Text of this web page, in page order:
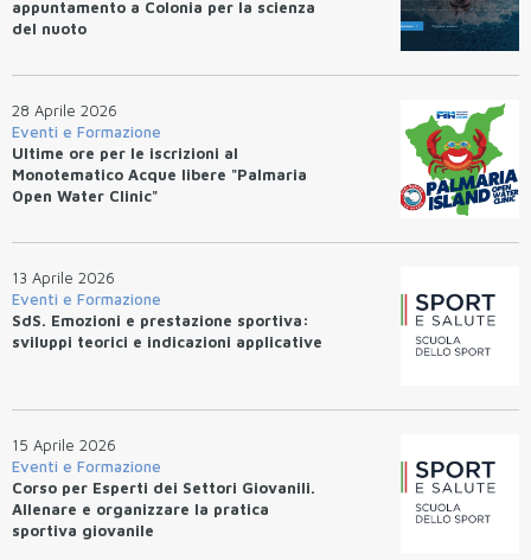
appuntamento a Colonia per la scienza
del nuoto
28 Aprile 2026
Eventi e Formazione
Ultime ore per le iscrizioni al
Monotematico Acque libere "Palmaria
Open Water Clinic"
13 Aprile 2026
Eventi e Formazione
SdS. Emozioni e prestazione sportiva:
sviluppi teorici e indicazioni applicative
15 Aprile 2026
Eventi e Formazione
Corso per Esperti dei Settori Giovanili.
Allenare e organizzare la pratica
sportiva giovanile